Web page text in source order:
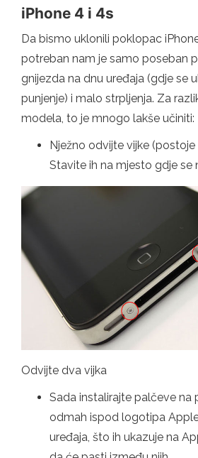
iPhone 4 i 4s
Da bismo uklonili poklopac
potreban nam je samo poseban
gnijezda na dnu uređaja (gdje se
punjenje) i malo strpljenja. Za
modela, to je mnogo lakše učiniti:
Nježno odvijte vijke (postoje
Stavite ih na mjesto gdje se
Odvijte dva vijka
Sada instalirajte palčeve na
odmah ispod logotipa
uređaja, što ih ukazuje na